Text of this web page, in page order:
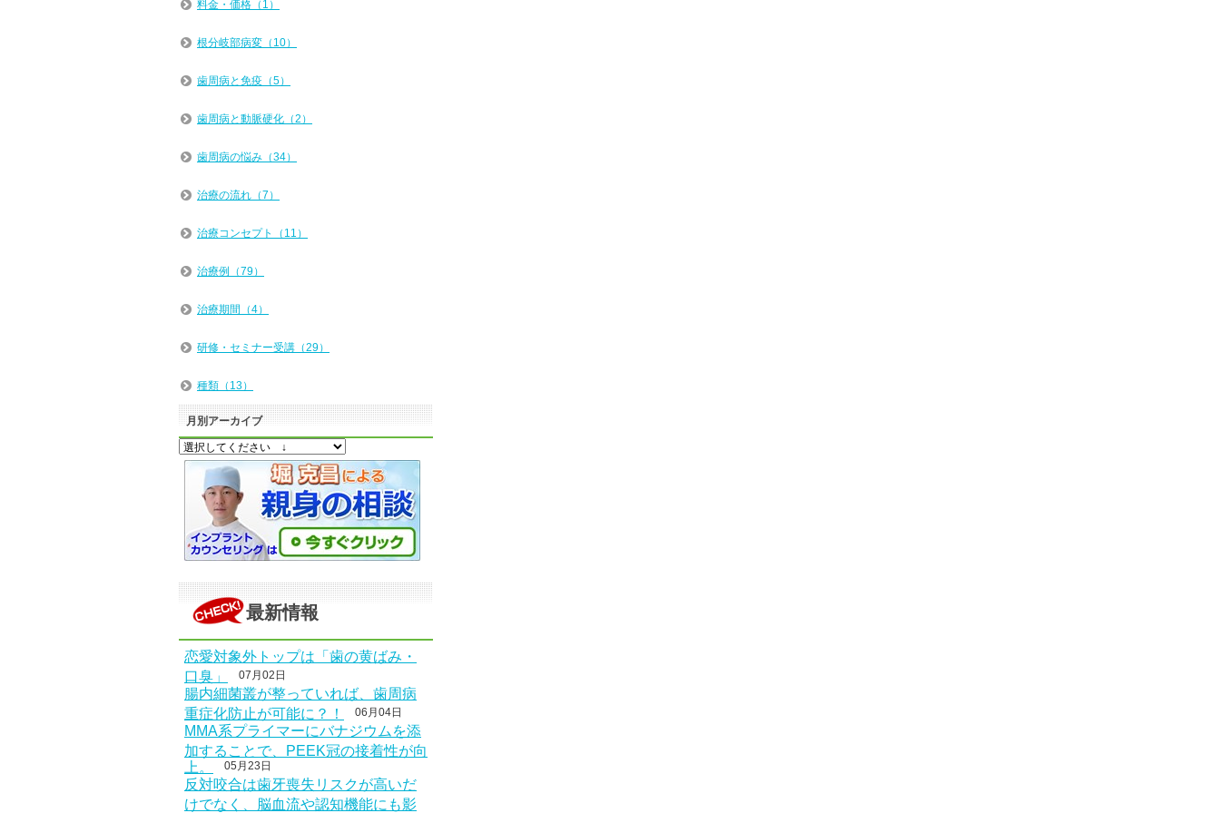
料金・価格（1）
根分岐部病変（10）
歯周病と免疫（5）
歯周病と動脈硬化（2）
歯周病の悩み（34）
治療の流れ（7）
治療コンセプト（11）
治療例（79）
治療期間（4）
研修・セミナー受講（29）
種類（13）
月別アーカイブ
最新情報
恋愛対象外トップは「歯の黄ばみ・
口臭」 07月02日
腸内細菌叢が整っていれば、歯周病
重症化防止が可能に？！ 06月04日
MMA系プライマーにバナジウムを添
加することで、PEEK冠の接着性が向
上。
05月23日
反対咬合は歯牙喪失リスクが高いだ
けでなく、脳血流や認知機能にも影